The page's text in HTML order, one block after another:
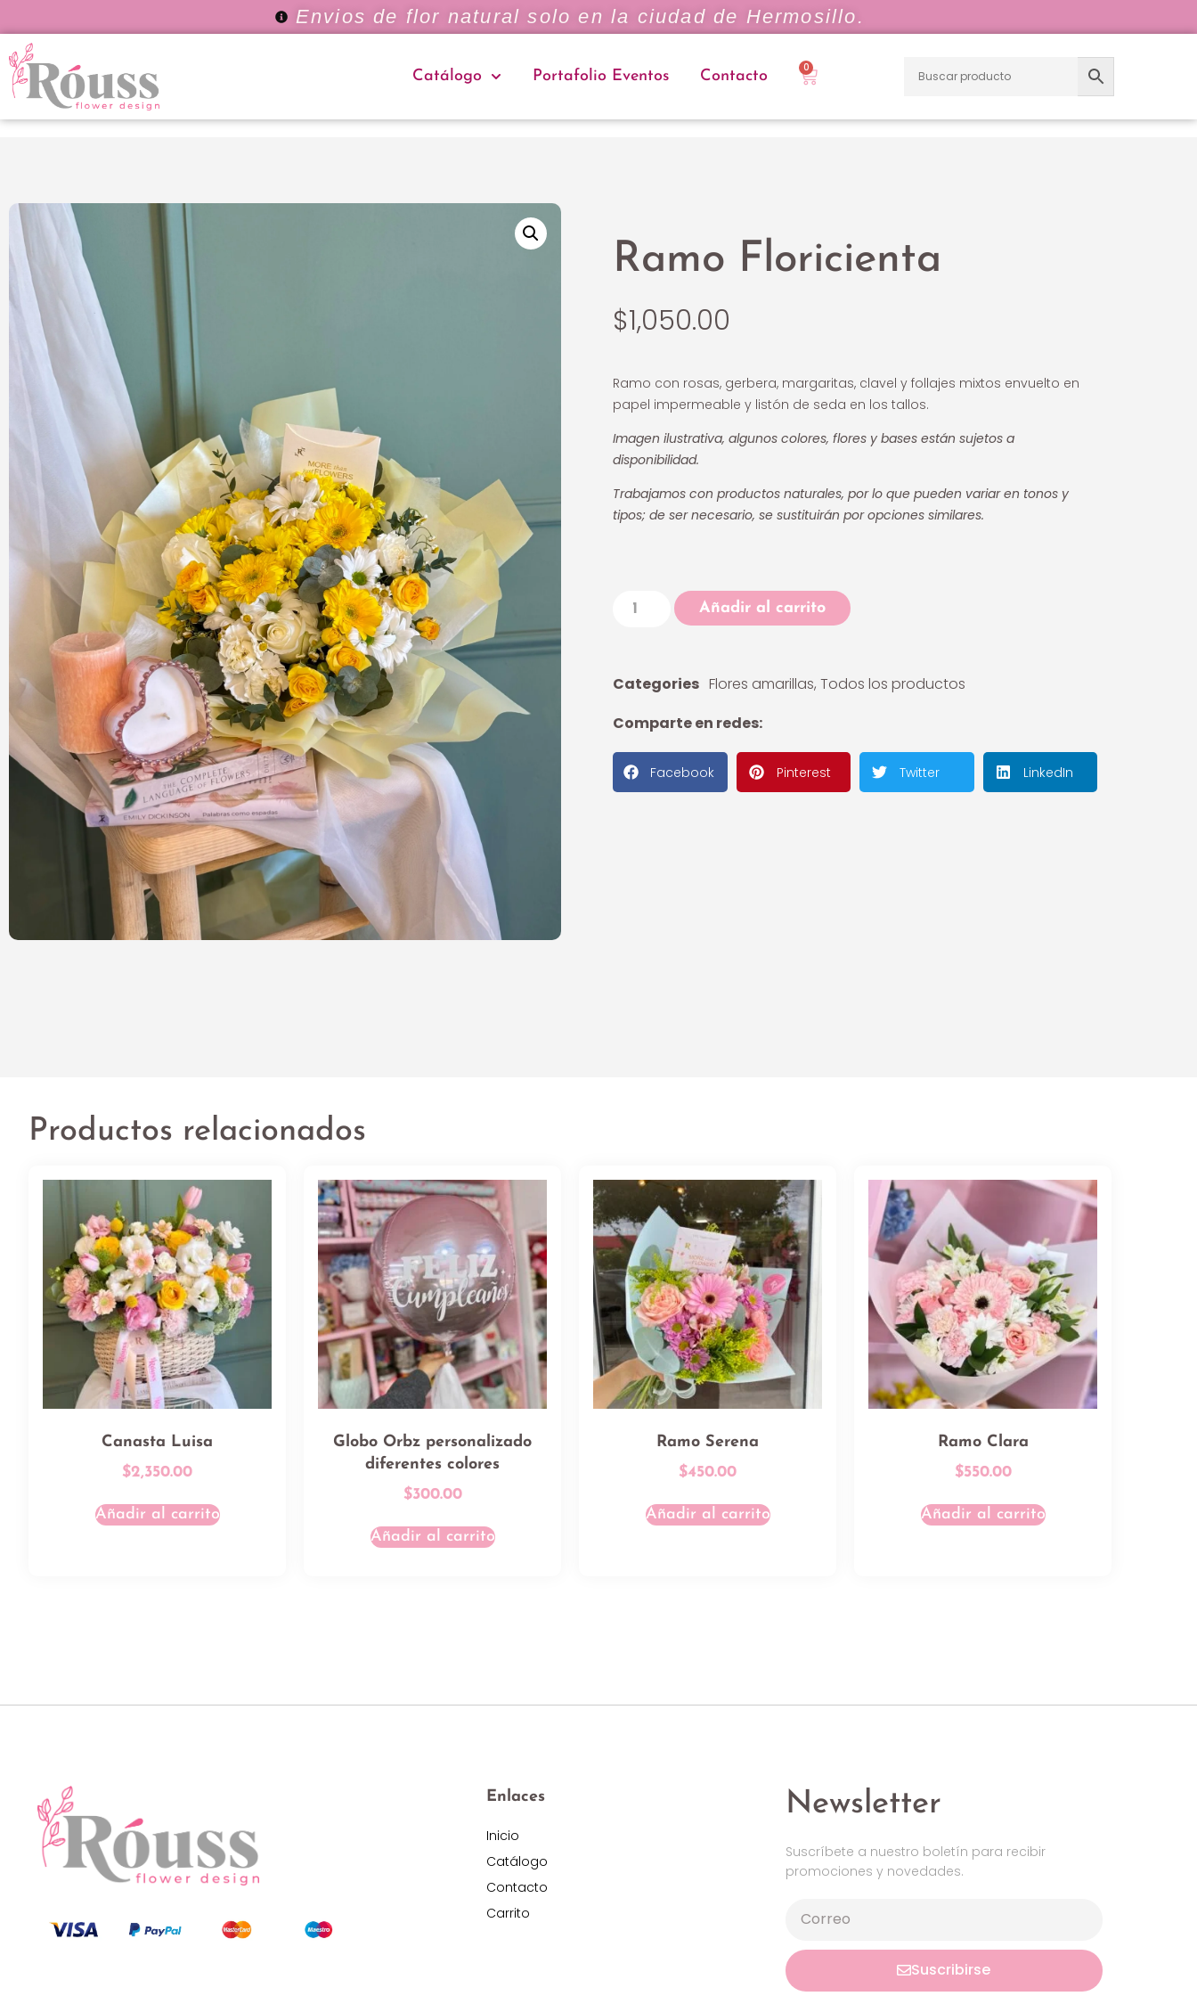
Envios de flor natural solo en la ciudad de Hermosillo.
Catálogo Portafolio Eventos Contacto
0
Ramo Floricienta
$1,050.00
Ramo con rosas, gerbera, margaritas, clavel y follajes mixtos envuelto en
papel impermeable y listón de seda en los tallos.
Imagen ilustrativa, algunos colores, flores y bases están sujetos a
disponibilidad.
Trabajamos con productos naturales, por lo que pueden variar en tonos y
tipos; de ser necesario, se sustituirán por opciones similares.
Añadir al carrito
Categories Flores amarillas, Todos los productos
Comparte en redes:
Facebook Pinterest Twitter LinkedIn
Productos relacionados
Canasta Luisa
$2,350.00
Añadir al carrito
Globo Orbz personalizado
diferentes colores
$300.00
Añadir al carrito
Ramo Serena
$450.00
Añadir al carrito
Ramo Clara
$550.00
Añadir al carrito
Enlaces
Inicio
Catálogo
Contacto
Carrito
Newsletter
Suscríbete a nuestro boletín para recibir
promociones y novedades.
Suscribirse